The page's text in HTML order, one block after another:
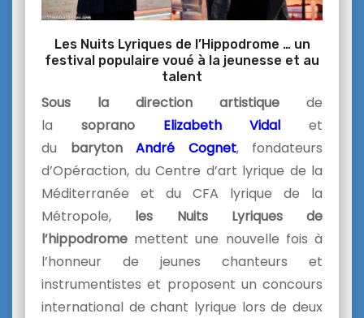
Les Nuits Lyriques de l’Hippodrome … un
festival populaire voué à la jeunesse et au
talent
Sous la direction artistique de
la soprano Elizabeth Vidal et
du baryton André Cognet, fondateurs
d’Opéraction, du Centre d’art lyrique de la
Méditerranée et du CFA lyrique de la
Métropole, les Nuits Lyriques de
l’hippodrome mettent une nouvelle fois à
l’honneur de jeunes chanteurs et
instrumentistes et proposent un concours
international de chant lyrique lors de deux